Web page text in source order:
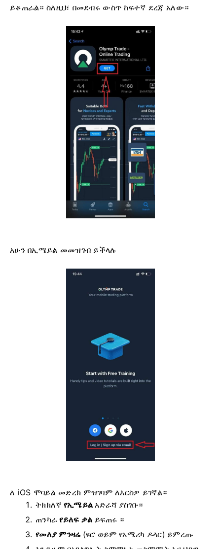
ይቆጠራል። ስለዚህ፣ በመደብሩ ውስጥ ከፍተኛ ደረጃ አለው።
አሁን በኢሜይል መመዝገብ ይችላሉ
ለ iOS ሞባይል መድረክ ምዝገባም ለእርስዎ ይገኛል።
ትክክለኛ የኢሜይል አድራሻ ያስገቡ።
ጠንካራየይለፍ ቃል ይፍጠሩ ።
የመለያ ምንዛሬ (ዩሮ ወይም የአሜሪካ ዶላር) ይምረጡ